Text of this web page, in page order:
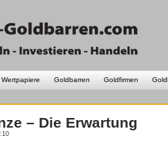
Goldbarren Goldfirmen
– Die Erwartung